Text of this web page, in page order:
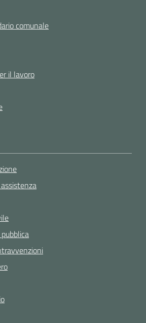
comunale
il lavoro